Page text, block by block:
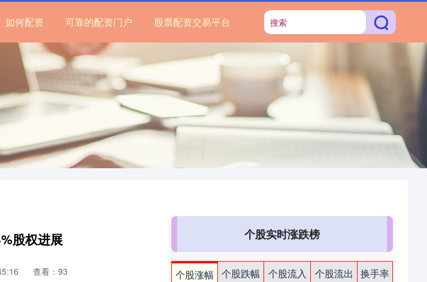
如何配资 可靠的配资门户 股票配资交易平台
股权进展
查看：93
个股实时涨跌榜
个股涨幅 个股跌幅 个股流入 个股流出
换手率